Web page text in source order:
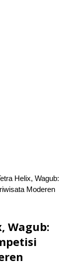
Helix, Wagub:
Moderen
Wagub: